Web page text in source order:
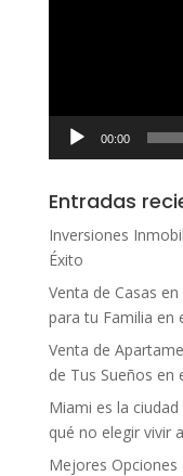
00:00
Entradas
Inversiones
Éxito
Venta de Casas
para tu Familia en
Venta de
de Tus Sueños en
Miami es la
qué no elegir vivir
Mejores